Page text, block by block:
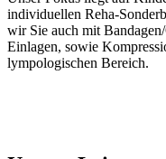
individuellen Reha-
wir Sie auch mit
Einlagen, sowie
lympologischen Bereich.